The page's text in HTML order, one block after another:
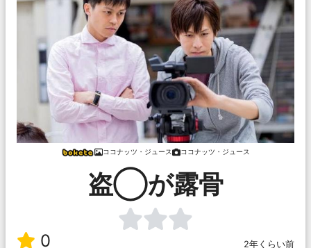
ココナッツ・ジュース ココナッツ・ジュース
盗◯が露骨
0 2年くらい前